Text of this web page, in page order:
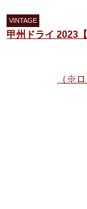
甲州ドライ 2023
（※